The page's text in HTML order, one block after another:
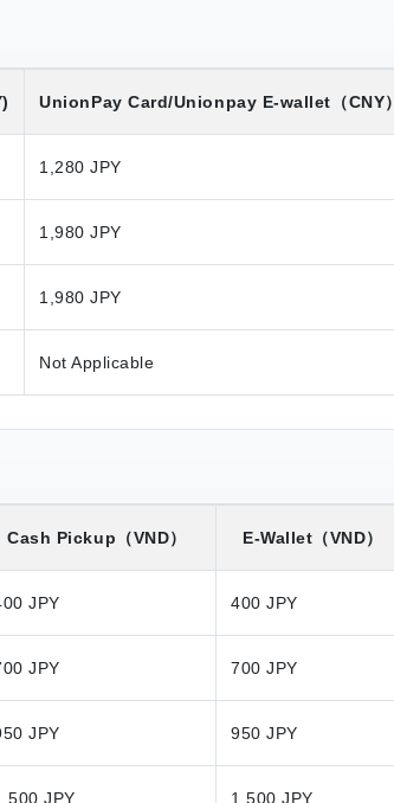
UnionPay Card/Unionpay E-wallet （CNY）
1,280 JPY
1,980 JPY
1,980 JPY
Not Applicable
Cash Pickup （VND） E-Wallet （VND）
JPY 400 JPY
JPY 700 JPY
JPY 950 JPY
JPY 1,500 JPY